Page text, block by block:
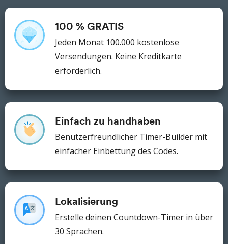
100 % GRATIS
Jeden Monat 100.000 kostenlose
Versendungen. Keine Kreditkarte
erforderlich.
Einfach zu handhaben
Benutzerfreundlicher Timer-Builder mit
einfacher Einbettung des Codes.
Lokalisierung
Erstelle deinen Countdown-Timer in über
30 Sprachen.